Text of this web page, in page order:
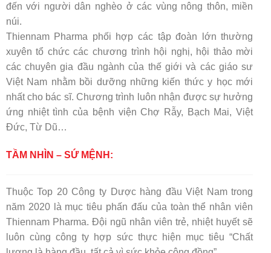
đến với người dân nghèo ở các vùng nông thôn, miền
núi.
Thiennam Pharma phối hợp các tập đoàn lớn thường
xuyên tổ chức các chương trình hội nghị, hội thảo mời
các chuyên gia đầu ngành của thế giới và các giáo sư
Việt Nam nhằm bồi dưỡng những kiến thức y học mới
nhất cho bác sĩ. Chương trình luôn nhận được sự hưởng
ứng nhiệt tình của bệnh viện Chợ Rẫy, Bạch Mai, Việt
Đức, Từ Dũ…
TẦM NHÌN – SỨ MỆNH:
Thuộc Top 20 Công ty Dược hàng đầu Việt Nam trong
năm 2020 là mục tiêu phấn đấu của toàn thể nhân viên
Thiennam Pharma. Đội ngũ nhân viên trẻ, nhiệt huyết sẽ
luôn cùng công ty hợp sức thực hiện mục tiêu “Chất